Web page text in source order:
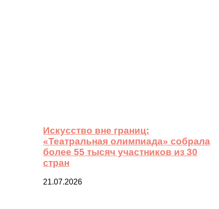
Искусство вне границ:
«Театральная олимпиада» собрала
более 55 тысяч участников из 30
стран
21.07.2026